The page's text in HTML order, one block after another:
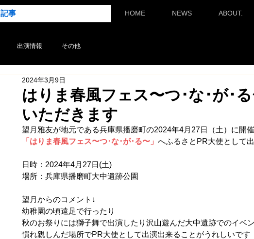
記事 HOME NEWS ABOUT.
出演情報 その他
はりま春風フェス〜つ･な･が･
いただきます
2024年3月9日
望月雅友が地元である兵庫県播磨町の2024年4月27日（土）に開
「はりま春風フェス〜つ･な･が･る〜」 へふるさとPR大使として
日時：2024年4月27日(土)
場所：兵庫県播磨町大中遺跡公園
望月からのコメント↓
幼稚園の頃遠足で行ったり
秋のお祭りには獅子舞で出演したり沢山遊んだ大中遺跡でのイベン
慣れ親しんだ場所でPR大使として出演出来ることがうれしいです